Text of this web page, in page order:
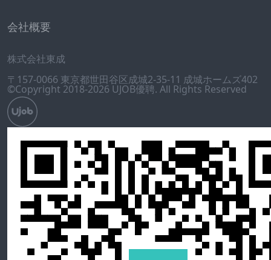
会社概要
株式会社東成
〒157-0066 東京都世田谷区成城2-35-11 成城ホームズ402
©Copyright 2018-2026 UJOB優聘. All Rights Reserved